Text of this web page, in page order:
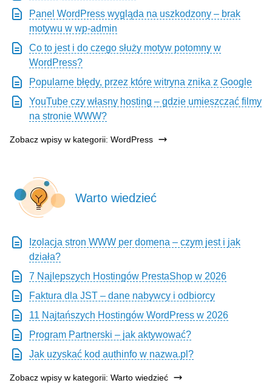
Panel WordPress wygląda na uszkodzony – brak
motywu w wp-admin
Co to jest i do czego służy motyw potomny w
WordPress?
Popularne błędy, przez które witryna znika z Google
YouTube czy własny hosting – gdzie umieszczać filmy
na stronie WWW?
Zobacz wpisy w kategorii: WordPress
Warto wiedzieć
Izolacja stron WWW per domena – czym jest i jak
działa?
7 Najlepszych Hostingów PrestaShop w 2026
Faktura dla JST – dane nabywcy i odbiorcy
11 Najtańszych Hostingów WordPress w 2026
Program Partnerski – jak aktywować?
Jak uzyskać kod authinfo w nazwa.pl?
Zobacz wpisy w kategorii: Warto wiedzieć